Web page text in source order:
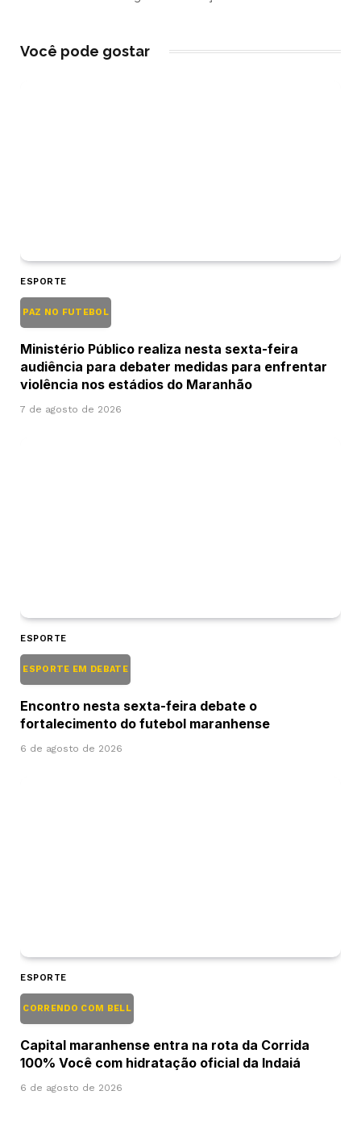
Você pode gostar
ESPORTE
PAZ NO FUTEBOL
Ministério Público realiza nesta sexta-feira
audiência para debater medidas para enfrentar
violência nos estádios do Maranhão
7 de agosto de 2026
ESPORTE
ESPORTE EM DEBATE
Encontro nesta sexta-feira debate o
fortalecimento do futebol maranhense
6 de agosto de 2026
ESPORTE
CORRENDO COM BELL
Capital maranhense entra na rota da Corrida
100% Você com hidratação oficial da Indaiá
6 de agosto de 2026